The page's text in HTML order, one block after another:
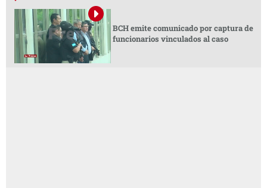
BCH emite comunicado por captura de
funcionarios vinculados al caso